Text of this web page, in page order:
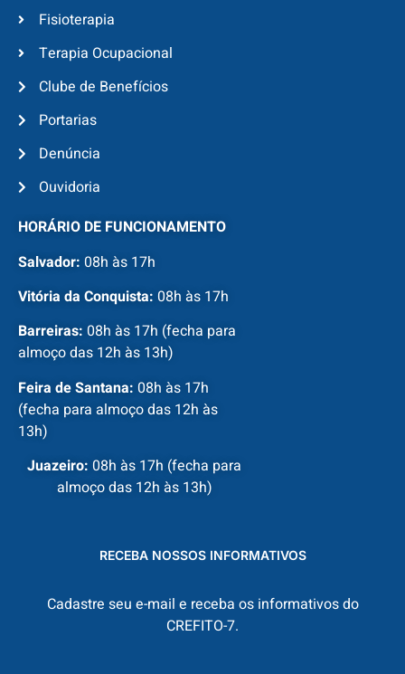
Fisioterapia
Terapia Ocupacional
Clube de Benefícios
Portarias
Denúncia
Ouvidoria
HORÁRIO DE FUNCIONAMENTO
Salvador: 08h às 17h
Vitória da Conquista: 08h às 17h
Barreiras: 08h às 17h (fecha para
almoço das 12h às 13h)
Feira de Santana: 08h às 17h
(fecha para almoço das 12h às
13h)
Juazeiro: 08h às 17h (fecha para
almoço das 12h às 13h)
RECEBA NOSSOS INFORMATIVOS
Cadastre seu e-mail e receba os informativos do
CREFITO-7.